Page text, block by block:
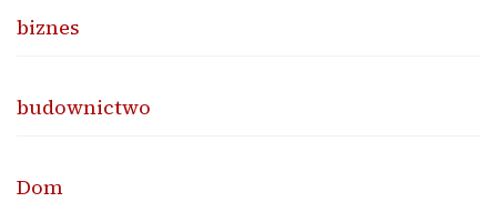
biznes
budownictwo
Dom